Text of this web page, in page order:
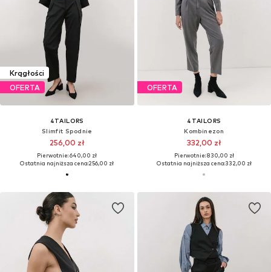
Krągłości
OFERTA
4TAILORS
Slimfit Spodnie
256,00 zł
Pierwotnie: 640,00 zł
Ostatnia najniższa cena:256,00 zł
OFERTA
4TAILORS
Kombinezon
332,00 zł
Pierwotnie: 830,00 zł
Ostatnia najniższa cena:332,00 zł